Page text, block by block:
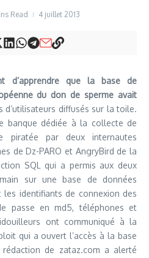
Read 4 juillet 2013
d’apprendre que la base de
du don de sperme avait
d’utilisateurs diffusés sur la toile.
banque dédiée à la collecte de
piratée par deux internautes
de Dz-PARO et AngryBird de la
SQL qui a permis aux deux
sur une base de données
identifiants de connexion des
passe en md5, téléphones et
ont communiqué à la
qui a ouvert l’accès à la base
de zataz.com a alerté